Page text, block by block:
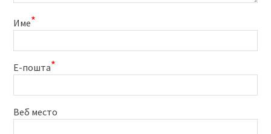
Име*
Е-пошта*
Веб место